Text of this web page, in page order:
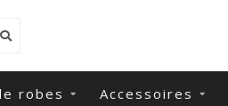
robes Accessoires